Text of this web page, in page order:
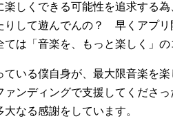
楽しくできる可能性を追求する
りして遊んでんの？ 早くアプリ
ては「音楽を、もっと楽しく」の
いる僕自身が、最大限音楽を
ァンディングで支援してくださ
なる感謝をしています。